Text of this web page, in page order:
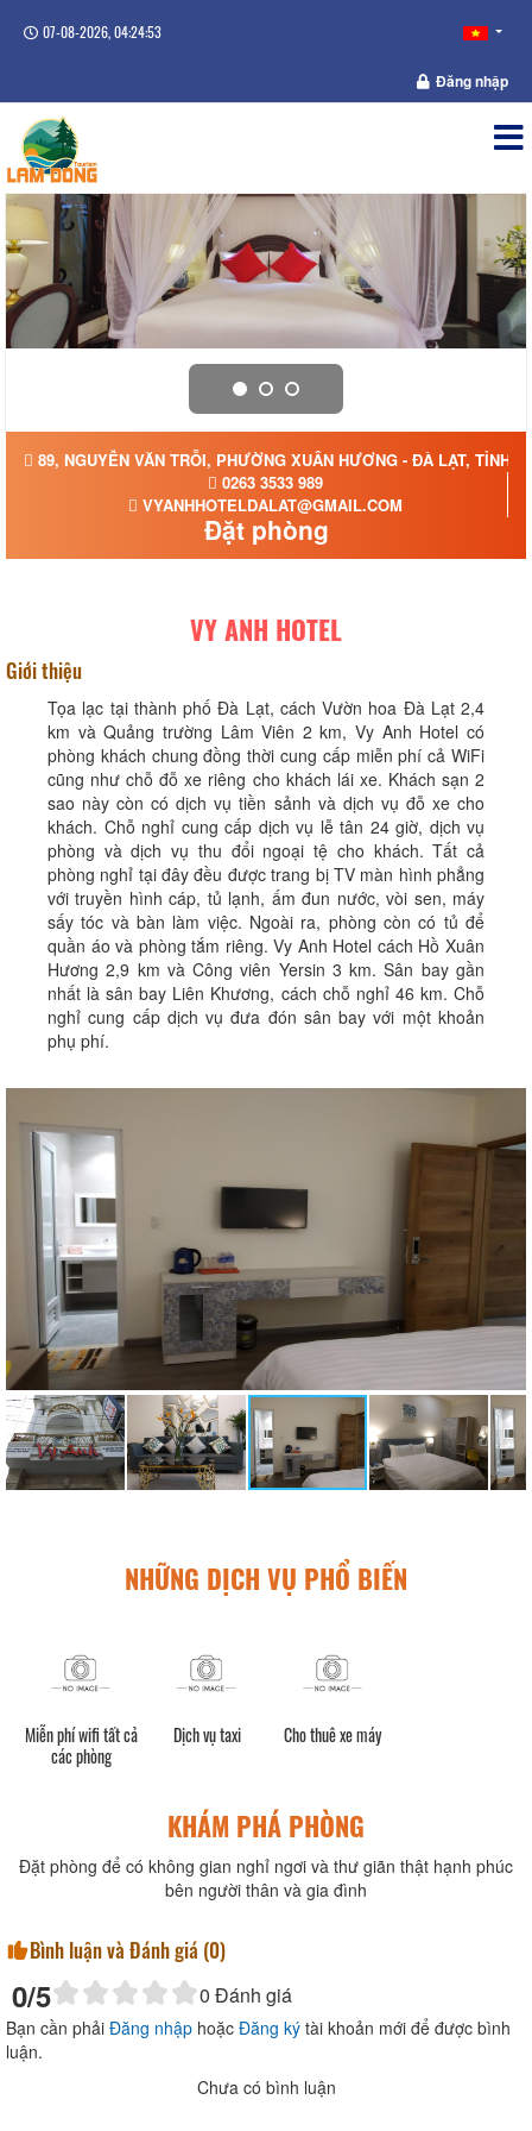
07-08-2026, 04:24:54
Đăng nhập
89, NGUYỄN VĂN TRỖI, PHƯỜNG XUÂN HƯƠNG - ĐÀ LẠT, TỈNH
0263 3533 989
VYANHHOTELDALAT@GMAIL.COM
Đặt phòng
VY ANH HOTEL
Giới thiệu
Tọa lạc tại thành phố Đà Lạt, cách Vườn hoa Đà Lạt 2,4
km và Quảng trường Lâm Viên 2 km, Vy Anh Hotel có
phòng khách chung đồng thời cung cấp miễn phí cả WiFi
cũng như chỗ đỗ xe riêng cho khách lái xe. Khách sạn 2
sao này còn có dịch vụ tiền sảnh và dịch vụ đỗ xe cho
khách. Chỗ nghỉ cung cấp dịch vụ lễ tân 24 giờ, dịch vụ
phòng và dịch vụ thu đổi ngoại tệ cho khách. Tất cả
phòng nghỉ tại đây đều được trang bị TV màn hình phẳng
với truyền hình cáp, tủ lạnh, ấm đun nước, vòi sen, máy
sấy tóc và bàn làm việc. Ngoài ra, phòng còn có tủ để
quần áo và phòng tắm riêng. Vy Anh Hotel cách Hồ Xuân
Hương 2,9 km và Công viên Yersin 3 km. Sân bay gần
nhất là sân bay Liên Khương, cách chỗ nghỉ 46 km. Chỗ
nghỉ cung cấp dịch vụ đưa đón sân bay với một khoản
phụ phí.
NHỮNG DỊCH VỤ PHỔ BIẾN
Miễn phí wifi tất cả
các phòng
Dịch vụ taxi Cho thuê xe máy
KHÁM PHÁ PHÒNG
Đặt phòng để có không gian nghỉ ngơi và thư giãn thật hạnh phúc
bên người thân và gia đình
Bình luận và Đánh giá (0)
0/5 0 Đánh giá
Bạn cần phải Đăng nhập hoặc Đăng ký tài khoản mới để được bình
luận.
Chưa có bình luận